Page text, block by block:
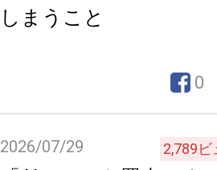
しまうこと
0
2026/07/29 2,789ビ